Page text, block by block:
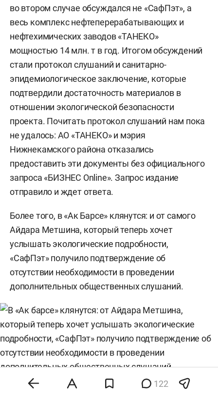
во втором случае обсуждался не «СафПэт», а
весь комплекс нефтеперерабатывающих и
нефтехимических заводов «ТАНЕКО»
мощностью 14 млн. т в год. Итогом обсуждений
стали протокол слушаний и санитарно-
эпидемиологическое заключение, которые
подтвердили достаточность материалов в
отношении экологической безопасности
проекта. Почитать протокол слушаний нам пока
не удалось: АО «ТАНЕКО» и мэрия
Нижнекамского района отказались
предоставить эти документы без официального
запроса «БИЗНЕС Online». Запрос издание
отправило и ждет ответа.
Более того, в «Ак Барсе» клянутся: и от самого
Айдара Метшина, который теперь хочет
услышать экологические подробности,
«СафПэт» получило подтверждение об
отсутствии необходимости в проведении
дополнительных общественных слушаний.
В «Ак Барсе» клянутся: от Айдара Метшина компания «СафПэт»
получила подтверждение об отсутствии необходимости в проведении
122